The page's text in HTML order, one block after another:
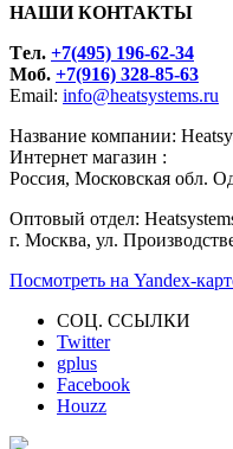
НАШИ КОНТАКТЫ
Tел. +7(495) 196-62-34
Моб. +7(916) 328-85-63
Email: info@heatsystems.ru
Название компании:
Интернет магазин :
Россия, Московская обл.
Оптовый отдел:
г. Москва, ул.
Посмотреть на Yandex-
СОЦ. ССЫЛКИ
Twitter
gplus
Facebook
Houzz